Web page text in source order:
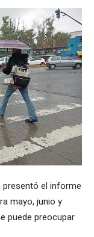
presentó el informe
mayo, junio y
puede preocupar